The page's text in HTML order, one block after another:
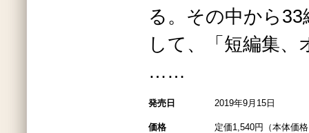
る。その中から
して、「短編集
……
発売日 2019年9月15日
価格 定価1,540円（本体価